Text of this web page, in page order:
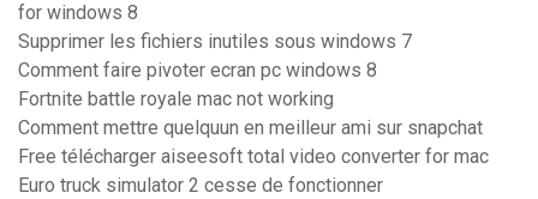
for windows 8
Supprimer les fichiers inutiles sous windows 7
Comment faire pivoter ecran pc windows 8
Fortnite battle royale mac not working
Comment mettre quelquun en meilleur ami sur snapchat
Free télécharger aiseesoft total video converter for mac
Euro truck simulator 2 cesse de fonctionner